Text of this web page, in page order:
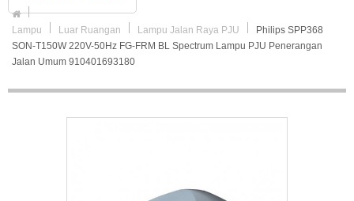
Lampu Luar Ruangan Lampu Jalan Raya PJU
Philips SPP368
SON-T150W 220V-50Hz FG-FRM BL Spectrum Lampu PJU Penerangan
Jalan Umum 910401693180